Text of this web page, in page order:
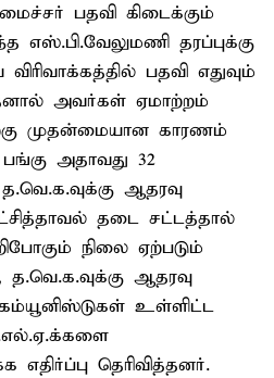
பதவி கிடைக்கும்
எஸ்.பி.வேலுமணி தரப்புக்கு
பதவி எதுவும்
அவர்கள் ஏமாற்றம்
முதன்மையான காரணம்
அதாவது 32
ஆதரவு
தடை சட்டத்தால்
நிலை ஏற்படும்
ஆதரவு
கம்யூனிஸ்டுகள் உள்ளிட்ட
தெரிவித்தனர்.